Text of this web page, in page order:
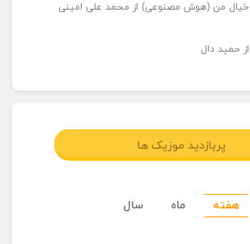
خیال من (هوش مصنوعی) از محمد علی امینی
حمید دال
پربازدید موزیک ها
هفته ماه سال